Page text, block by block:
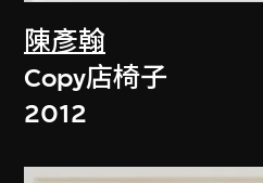
陳彥翰
Copy店椅子
2012